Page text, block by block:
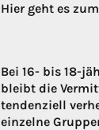
Hier geht es zum
Bei 16- bis 18-
bleibt die
tendenziell
einzelne